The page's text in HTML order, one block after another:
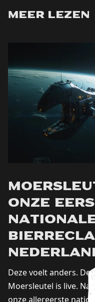
Meer lezen
onze
Deze voelt anders.
Moersleutel is live. Na
onze allereerste